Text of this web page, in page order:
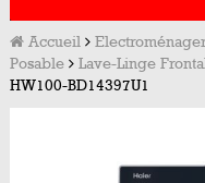
Accueil
Posable
Lave-Linge
HW100-BD14397U1